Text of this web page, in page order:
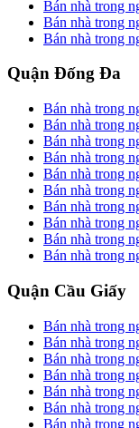
Bán nhà trong
Bán nhà trong
Bán nhà trong
Quận Đống Đa
Bán nhà trong
Bán nhà trong
Bán nhà trong
Bán nhà trong
Bán nhà trong
Bán nhà trong
Bán nhà trong
Bán nhà trong
Bán nhà trong
Bán nhà trong
Quận Cầu Giấy
Bán nhà trong
Bán nhà trong
Bán nhà trong
Bán nhà trong
Bán nhà trong
Bán nhà trong
Bán nhà trong